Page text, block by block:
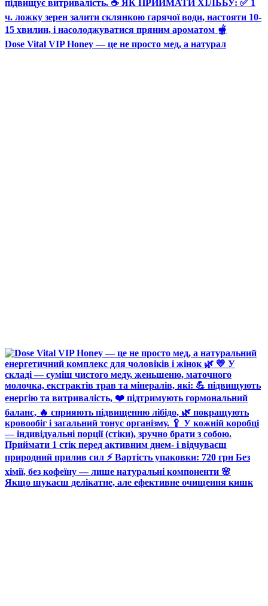
Dose Vital VIP Honey — це не просто мед, а натурал
Якщо шукаєш делікатне, але ефективне очищення кишк